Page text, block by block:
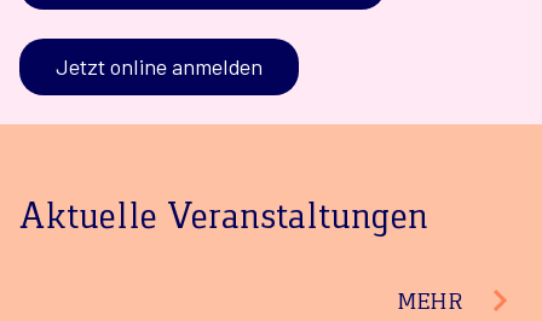
Jetzt online anmelden
Aktuelle Veranstaltungen
MEHR